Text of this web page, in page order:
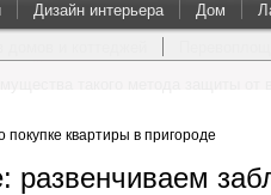
Дизайн интерьера Дом
покупке квартиры в пригороде
развенчиваем